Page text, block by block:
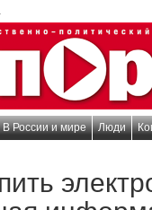
В России и мире Люди